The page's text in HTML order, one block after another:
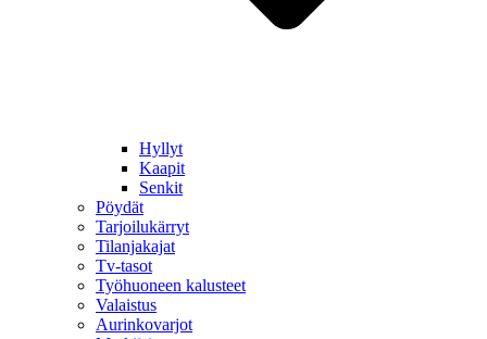
Hyllyt
Kaapit
Senkit
Pöydät
Tarjoilukärryt
Tilanjakajat
Tv-tasot
Työhuoneen kalusteet
Valaistus
Aurinkovarjot